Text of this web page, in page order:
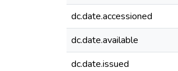
dc.date.accessioned
dc.date.available
dc.date.issued